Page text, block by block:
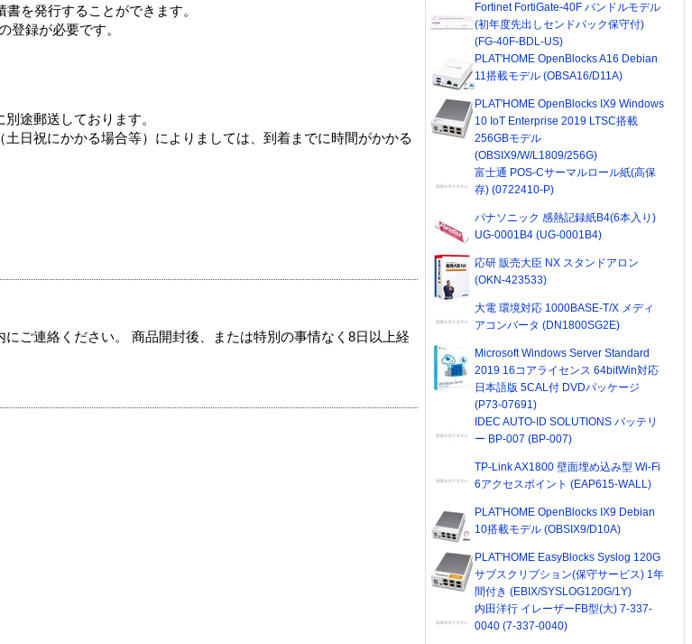
を発行することができます。
登録が必要です。
途郵送しております。
日祝にかかる場合等）によりましては、到着までに時間がかかる
ご連絡ください。 商品開封後、または特別の事情なく8日以上経
Fortinet FortiGate-40F バンドルモデル
(初年度先出しセンドバック保守付)
(FG-40F-BDL-US)
PLAT'HOME OpenBlocks A16 Debian
11搭載モデル (OBSA16/D11A)
PLAT'HOME OpenBlocks IX9 Windows
10 IoT Enterprise 2019 LTSC搭載
256GBモデル
(OBSIX9/W/L1809/256G)
富士通 POS-Cサーマルロール紙(高保
存) (0722410-P)
パナソニック 感熱記録紙B4(6本入り)
UG-0001B4 (UG-0001B4)
応研 販売大臣 NX スタンドアロン
(OKN-423533)
大電 環境対応 1000BASE-T/X メディ
アコンバータ (DN1800SG2E)
Microsoft Windows Server Standard
2019 16コアライセンス 64bitWin対応
日本語版 5CAL付 DVDパッケージ
(P73-07691)
IDEC AUTO-ID SOLUTIONS バッテリ
ー BP-007 (BP-007)
TP-Link AX1800 壁面埋め込み型 Wi-Fi
6アクセスポイント (EAP615-WALL)
PLAT'HOME OpenBlocks IX9 Debian
10搭載モデル (OBSIX9/D10A)
PLAT'HOME EasyBlocks Syslog 120G
サブスクリプション(保守サービス) 1年
間付き (EBIX/SYSLOG120G/1Y)
内田洋行 イレーザーFB型(大) 7-337-
0040 (7-337-0040)